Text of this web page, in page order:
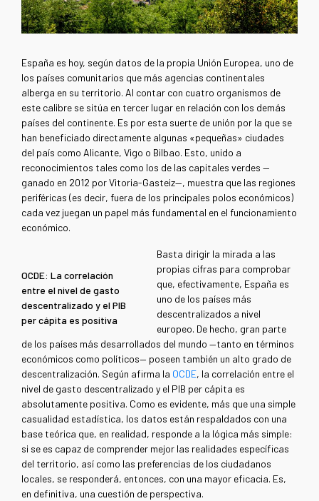
España es hoy, según datos de la propia Unión Europea, uno de
los países comunitarios que más agencias continentales
alberga en su territorio. Al contar con cuatro organismos de
este calibre se sitúa en tercer lugar en relación con los demás
países del continente. Es por esta suerte de unión por la que se
han beneficiado directamente algunas «pequeñas» ciudades
del país como Alicante, Vigo o Bilbao. Esto, unido a
reconocimientos tales como los de las capitales verdes —
ganado en 2012 por Vitoria-Gasteiz—, muestra que las regiones
periféricas (es decir, fuera de los principales polos económicos)
cada vez juegan un papel más fundamental en el funcionamiento
económico.
OCDE: La correlación
entre el nivel de gasto
descentralizado y el PIB
per cápita es positiva
Basta dirigir la mirada a las
propias cifras para comprobar
que, efectivamente, España es
uno de los países más
descentralizados a nivel
europeo. De hecho, gran parte
de los países más desarrollados del mundo —tanto en términos
económicos como políticos— poseen también un alto grado de
descentralización. Según afirma la OCDE, la correlación entre el
nivel de gasto descentralizado y el PIB per cápita es
absolutamente positiva. Como es evidente, más que una simple
casualidad estadística, los datos están respaldados con una
base teórica que, en realidad, responde a la lógica más simple:
si se es capaz de comprender mejor las realidades específicas
del territorio, así como las preferencias de los ciudadanos
locales, se responderá, entonces, con una mayor eficacia. Es,
en definitiva, una cuestión de perspectiva.